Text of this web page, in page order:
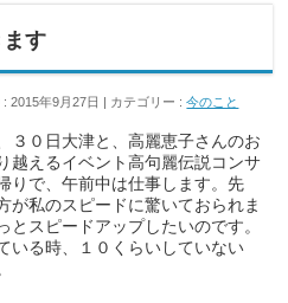
す
2015年9月27日 カテゴリー :今のこと
３０日大津と、高麗恵子さんのお
越えるイベント高句麗伝説コンサ
りで、午前中は仕事します。先
が私のスピードに驚いておられま
とスピードアップしたいのです。
いる時、１０くらいしていない